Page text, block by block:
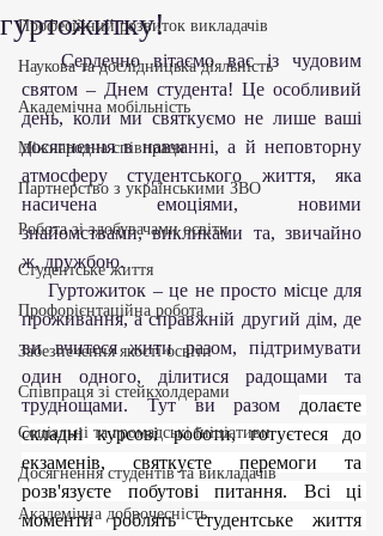
Професійний розвиток викладачів
Наукова та дослідницька діяльність
Академічна мобільність
Міжнародна співпраця
Партнерство з українськими ЗВО
Робота зі здобувачами освіти
Студентське життя
Профорієнтаційна робота
Забезпечення якості освіти
Співпраця зі стейкхолдерами
Соціальні та громадські ініціативи
Досягнення студентів та викладачів
Академічна доброчесність
гуртожитку!
   Сердечно вітаємо вас із чудовим
святом – Днем студента! Це особливий
день, коли ми святкуємо не лише ваші
досягнення в навчанні, а й неповторну
атмосферу студентського життя, яка
насичена емоціями, новими
знайомствами, викликами та, звичайно
ж, дружбою.
проживання, а справжній другий дім, де
ви вчитеся жити разом, підтримувати
один одного, ділитися радощами та
труднощами. Тут ви разом долаєте
складні курсові роботи, готуєтеся до
екзаменів, святкуєте перемоги та
розв'язуєте побутові питання. Всі ці
моменти роблять студентське життя